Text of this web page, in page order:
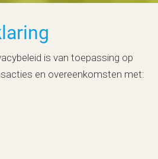
is van toepassing op
en overeenkomsten met: